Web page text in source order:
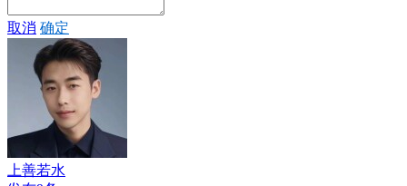
取消 确定
上善若水